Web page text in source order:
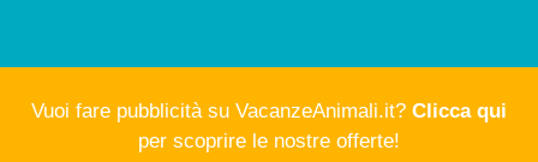
Vuoi fare pubblicità su VacanzeAnimali.it? Clicca qui
per scoprire le nostre offerte!